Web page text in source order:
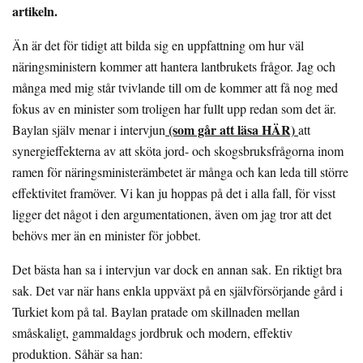
artikeln.
Än är det för tidigt att bilda sig en uppfattning om hur väl
näringsministern kommer att hantera lantbrukets frågor. Jag och
många med mig står tvivlande till om de kommer att få nog med
fokus av en minister som troligen har fullt upp redan som det är.
Baylan själv menar i intervjun (som går att läsa HÄR)att
synergieffekterna av att sköta jord- och skogsbruksfrågorna inom
ramen för näringsministerämbetet är många och kan leda till större
effektivitet framöver. Vi kan ju hoppas på det i alla fall, för visst
ligger det något i den argumentationen, även om jag tror att det
behövs mer än en minister för jobbet.
Det bästa han sa i intervjun var dock en annan sak. En riktigt bra
sak. Det var när hans enkla uppväxt på en självförsörjande gård i
Turkiet kom på tal. Baylan pratade om skillnaden mellan
småskaligt, gammaldags jordbruk och modern, effektiv
produktion. Såhär sa han: